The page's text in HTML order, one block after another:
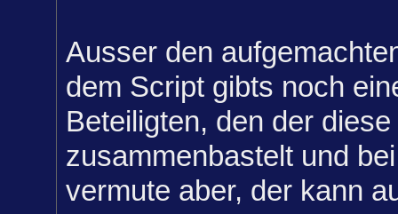
Ausser den
dem Script gibts noch
Beteiligten, den der
zusammenbastelt und
vermute aber, der kann